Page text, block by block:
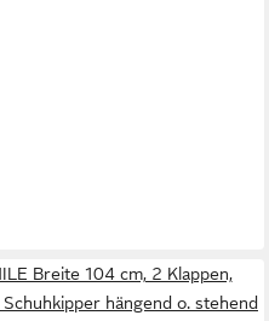
Breite 104 cm, 2 Klappen,
hängend o. stehend